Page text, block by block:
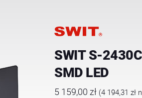
SWIT S-
SMD LED
5 159,00 zł (4 194,31 zł